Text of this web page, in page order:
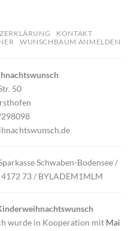
KONTAKT
WUNSCHBAUM ANMELDEN
50
Schwaben-Bodensee /
73 / BYLADEM1MLM
wurde in Kooperation mit Mai